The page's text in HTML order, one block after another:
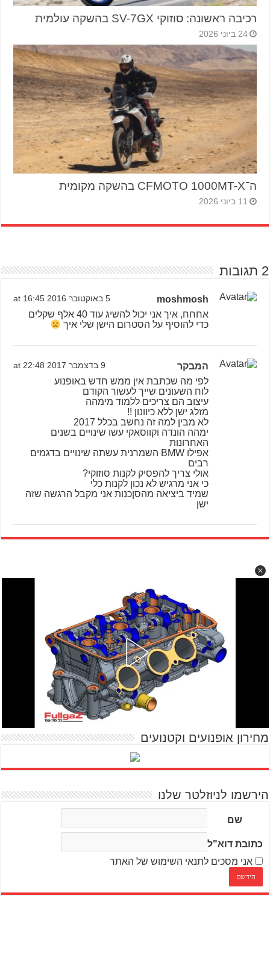
רכיבה ראשונה: סוזוקי SV-7GX בהשקה עולמית
24 ביוני 2026
ה־CFMOTO 1000MT-X בהשקה מקומית
11 ביוני 2026
2 תגובות
moshmosh 5 באוקטובר 2016 at 16:45
אחחח, איך אני יכול להשיג עוד 40 אלף שקלים
כדי להוסיף על הסטרום הישן שלי איך
המבקר 9 בדצמבר 2017 at 22:48
לפי מה שכתבת אין ממש חדש באופנוע
לוח השעונים שייך לעשור הקודם
עיצוב הם צריכים ללמוד מימהה
מזלג ישן ללא כיוונון !!
לא מבין למה זה נחשב בכלל 2017
ימהה הונדה וקווסאקי עשו שינויים בשנים
האחרונות
אפילו BMW השמרנית עשתה שינויים בדגמים
רבים
אולי צריך להפסיק לקנות סוזוקי?
כי אני מרגיש לא נכון לקנות כלי
שמיד ביציאה מהסןכנות אני מקבל הרגשה שזה
ישן
מחירון אופנועים וקטנועים
הירשמו לניוזלטר שלנו
שם
כתובת דוא"ל
אני מסכים לתנאי השימוש של האתר